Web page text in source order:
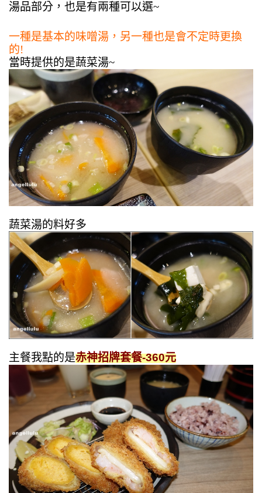
湯品部分，也是有兩種可以選~
一種是基本的味噌湯，另一種也是會不定時更換
的!
當時提供的是蔬菜湯~
蔬菜湯的料好多
主餐我點的是赤神招牌套餐-360元